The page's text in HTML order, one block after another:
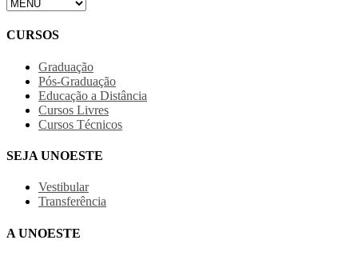
CURSOS
Graduação
Pós-Graduação
Educação a Distância
Cursos Livres
Cursos Técnicos
SEJA UNOESTE
Vestibular
Transferência
A UNOESTE